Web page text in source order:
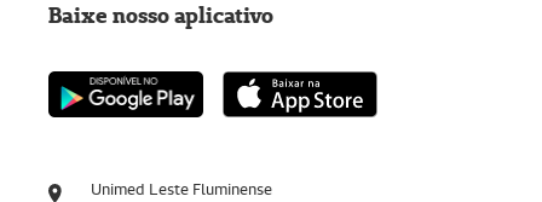
Unimed Leste Fluminense
Baixe nosso aplicativo